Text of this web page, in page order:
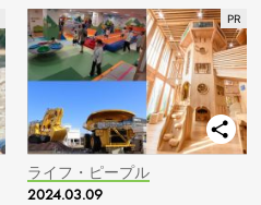
ライフ・ピープル
2024.03.09